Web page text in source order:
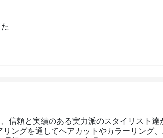
、信頼と実績のある実力派のスタイリスト達
ングを通してヘアカットやカラーリング